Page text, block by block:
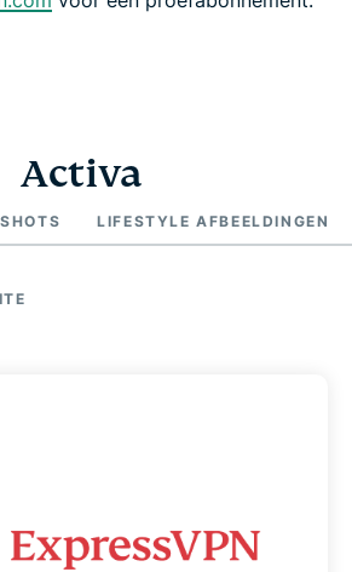
Activa
LIFESTYLE AFBEELDINGEN